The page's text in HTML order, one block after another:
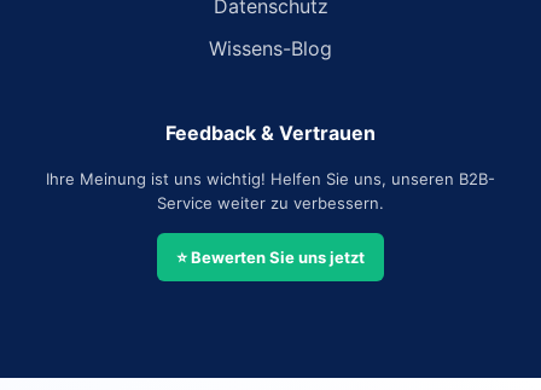
Datenschutz
Wissens-Blog
Feedback & Vertrauen
Ihre Meinung ist uns wichtig! Helfen Sie uns, unseren B2B-
Service weiter zu verbessern.
⭐ Bewerten Sie uns jetzt